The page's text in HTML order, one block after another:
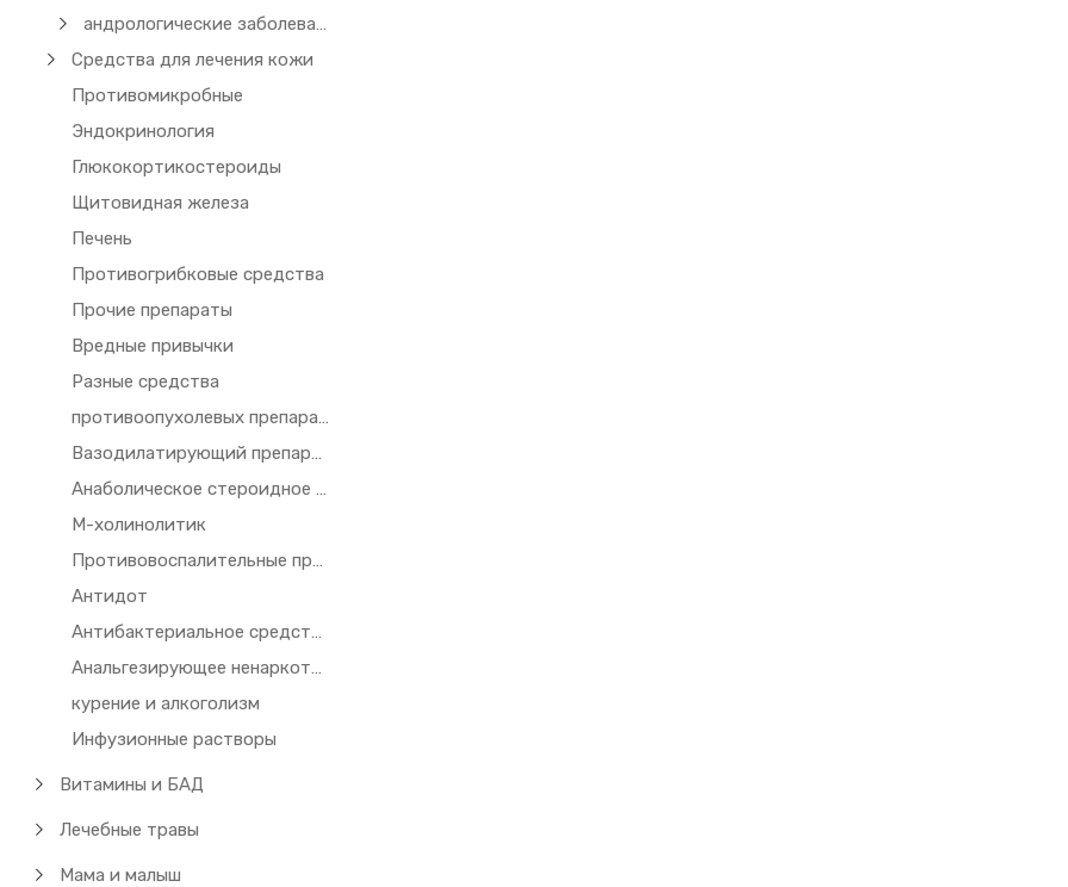
андрологические заболевания
Средства для лечения кожи
Противомикробные
Эндокринология
Глюкокортикостероиды
Щитовидная железа
Печень
Противогрибковые средства
Прочие препараты
Вредные привычки
Разные средства
противоопухолевых препаратов и иммунодепрессантов
Вазодилатирующий препарат
Анаболическое стероидное средство
М-холинолитик
Противовоспалительные препараты
Антидот
Антибактериальное средство
Анальгезирующее ненаркотическое средство
курение и алкоголизм
Инфузионные растворы
Витамины и БАД
Лечебные травы
Мама и малыш